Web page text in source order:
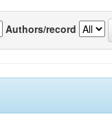
Authors/record